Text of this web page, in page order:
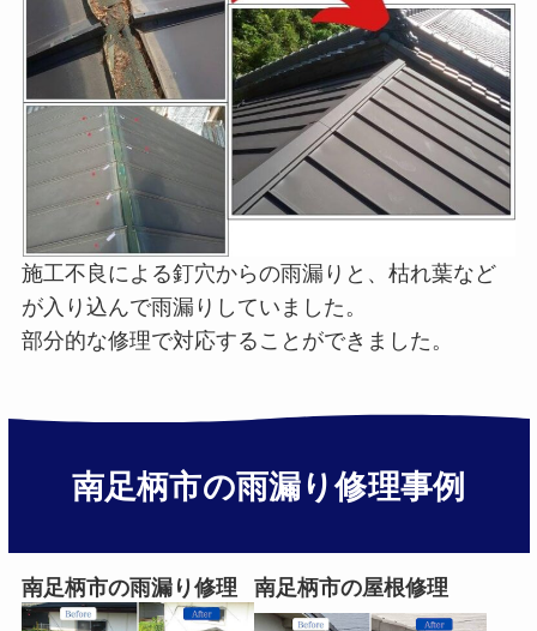
施工不良による釘穴からの雨漏りと、枯れ葉など
が入り込んで雨漏りしていました。
部分的な修理で対応することができました。
南足柄市の雨漏り修理事例
南足柄市の雨漏り修理 南足柄市の屋根修理